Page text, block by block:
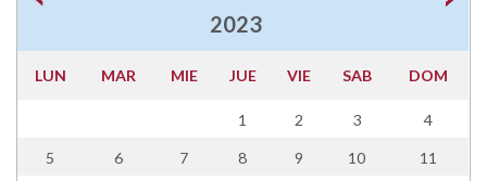
2023
LUN MAR MIE JUE VIE SAB DOM
1 2 3 4
5 6 7 8 9 10 11